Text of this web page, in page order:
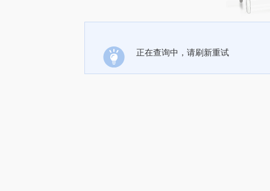
正在查询中，请刷新重试